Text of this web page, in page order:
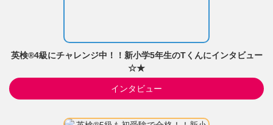
英検®4級にチャレンジ中！！新小学5年生のTくんにインタビュー
☆★
インタビュー